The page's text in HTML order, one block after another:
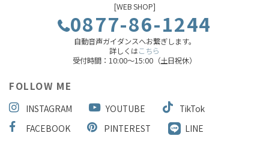
[WEB SHOP]
0877-86-1244
自動音声ガイダンスへお繋ぎします。
詳しくはこちら
受付時間：10:00～15:00（土日祝休）
FOLLOW ME
INSTAGRAM YOUTUBE
TikTok
FACEBOOK
PINTEREST LINE